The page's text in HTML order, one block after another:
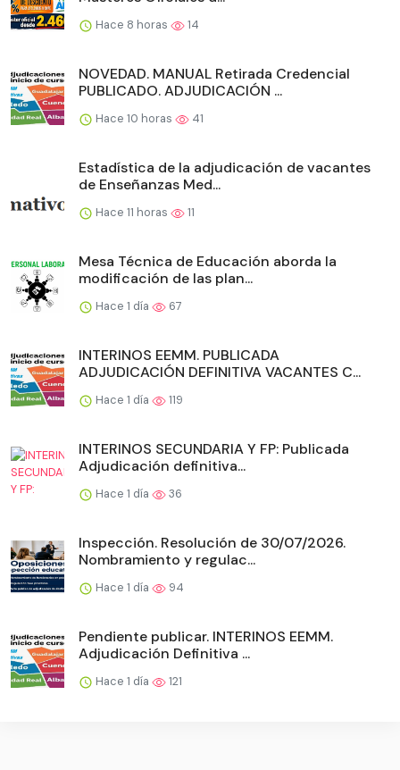
Hace 8 horas 14
NOVEDAD. MANUAL Retirada Credencial
PUBLICADO. ADJUDICACIÓN ...
Hace 10 horas 41
Estadística de la adjudicación de vacantes
de Enseñanzas Med...
Hace 11 horas 11
Mesa Técnica de Educación aborda la
modificación de las plan...
Hace 1 día 67
INTERINOS EEMM. PUBLICADA
ADJUDICACIÓN DEFINITIVA VACANTES C...
Hace 1 día 119
INTERINOS SECUNDARIA Y FP: Publicada
Adjudicación definitiva...
Hace 1 día 36
Inspección. Resolución de 30/07/2026.
Nombramiento y regulac...
Hace 1 día 94
Pendiente publicar. INTERINOS EEMM.
Adjudicación Definitiva ...
Hace 1 día 121